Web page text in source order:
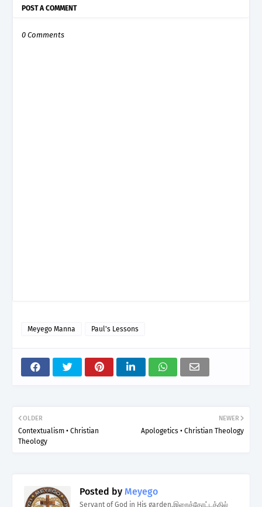
POST A COMMENT
0 Comments
Meyego Manna Paul's Lessons
NEWER
Apologetics • Christian Theology
OLDER
Contextualism • Christian
Theology
Posted by Meyego
Servant of God in His garden.இறைத்தோட்டத்தில்